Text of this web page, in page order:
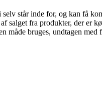
står inde for, og kan få
fra produkter, der er
måde bruges, undtagen